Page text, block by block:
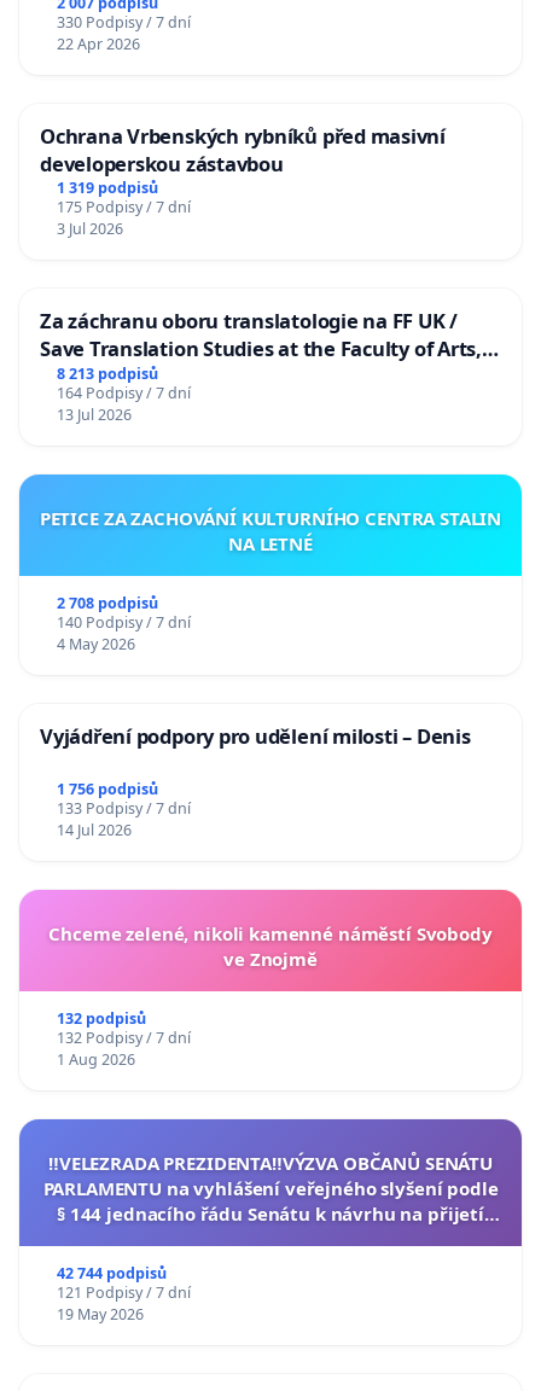
330 Podpisy / 7 dní
22 Apr 2026
Ochrana Vrbenských rybníků před masivní
developerskou zástavbou
1 319 podpisů
175 Podpisy / 7 dní
3 Jul 2026
Za záchranu oboru translatologie na FF UK /
Save Translation Studies at the Faculty of Arts,
Charles University
8 213 podpisů
164 Podpisy / 7 dní
13 Jul 2026
PETICE ZA ZACHOVÁNÍ KULTURNÍHO CENTRA STALIN
NA LETNÉ
2 708 podpisů
140 Podpisy / 7 dní
4 May 2026
Vyjádření podpory pro udělení milosti – Denis
1 756 podpisů
133 Podpisy / 7 dní
14 Jul 2026
Chceme zelené, nikoli kamenné náměstí Svobody
ve Znojmě
132 podpisů
132 Podpisy / 7 dní
1 Aug 2026
‼️VELEZRADA PREZIDENTA‼️VÝZVA OBČANŮ SENÁTU
PARLAMENTU na vyhlášení veřejného slyšení podle
§ 144 jednacího řádu Senátu k návrhu na přijetí
42 744 podpisů
121 Podpisy / 7 dní
19 May 2026